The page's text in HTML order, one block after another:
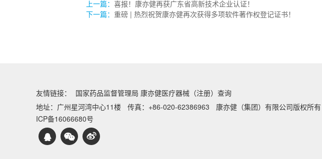
上一篇： 喜报！康亦健再获广东省高新技术企业认证！
下一篇： 重磅 | 热烈祝贺康亦健再次获得多项软件著作权登记证书！
友情链接：
国家药品监督管理局 康亦健医疗器械（注册）查询
地址：广州星河湾中心11楼
传真：+86-020-62386963 康亦健（集团）有限公司版权所有
ICP备16066680号